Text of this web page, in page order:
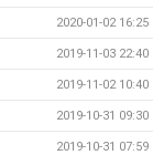
2020-01-02 16:25
2019-11-03 22:40
2019-11-02 10:40
2019-10-31 09:30
2019-10-31 07:59